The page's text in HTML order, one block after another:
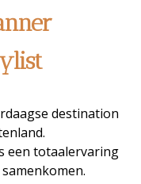
destination
een totaalervaring